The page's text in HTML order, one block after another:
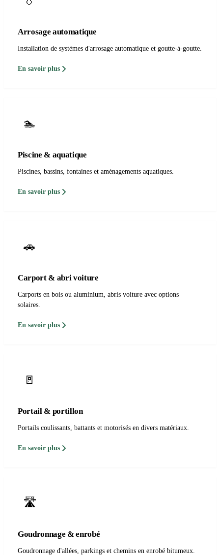
Arrosage automatique
Installation de systèmes d'arrosage automatique et goutte-à-goutte.
En savoir plus
🏊
Piscine & aquatique
Piscines, bassins, fontaines et aménagements aquatiques.
En savoir plus
🚗
Carport & abri voiture
Carports en bois ou aluminium, abris voiture avec options
solaires.
En savoir plus
🚪
Portail & portillon
Portails coulissants, battants et motorisés en divers matériaux.
En savoir plus
🛣️
Goudronnage & enrobé
Goudronnage d'allées, parkings et chemins en enrobé bitumeux.